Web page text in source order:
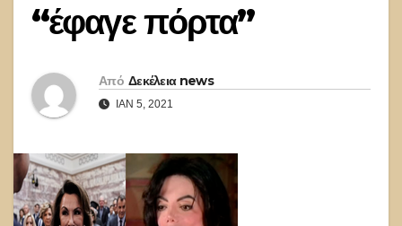
“έφαγε πόρτα”
Από Δεκέλεια news
ΙΑΝ 5, 2021